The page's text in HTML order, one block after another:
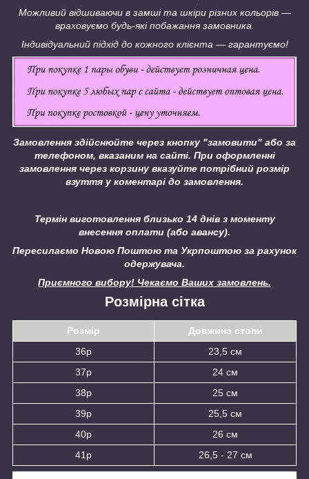
Можливий відшиваючи в замші та шкіри різних кольорів ―
враховуємо будь-які побажання замовника.
Індивідуальний підхід до кожного клієнта ― гарантуємо!
Замовлення здійснюйте через кнопку "замовити" або за
телефоном, вказаним на сайті. При оформленні
замовлення через корзину вказуйте потрібний розмір
взуття у коментарі до замовлення.
Термін виготовлення близько 14 днів з моменту
внесення оплати (або авансу).
Пересилаємо Новою Поштою та Укрпоштою за рахунок
одержувача.
Приємного вибору! Чекаємо Ваших замовлень.
Розмірна сітка
Розмір
Довжина стопи
36р
23,5 см
37р
24 см
38р
25 см
39р
25,5 см
40р
26 см
41р
26,5 - 27 см